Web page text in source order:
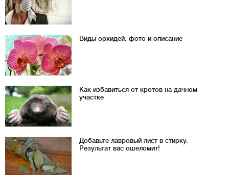
Виды орхидей: фото и описание
Как избавиться от кротов на дачном
участке
Добавьте лавровый лист в стирку.
Результат вас ошеломит!